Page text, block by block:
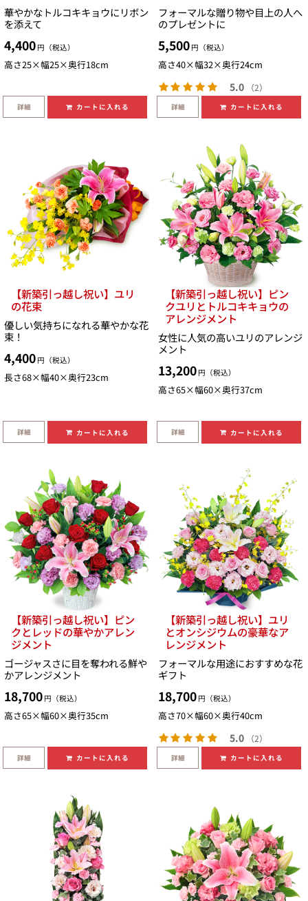
華やかなトルコキキョウにリボン
を添えて
4,400 円（税込）
高さ25×幅25×奥行18cm
詳細 カートに入れる
フォーマルな贈り物や目上の人へ
のプレゼントに
5,500 円（税込）
高さ40×幅32×奥行24cm
5.0 （2）
詳細 カートに入れる
【新築引っ越し祝い】ユリ
の花束
優しい気持ちになれる華やかな花
束！
4,400 円（税込）
長さ68×幅40×奥行23cm
詳細 カートに入れる
【新築引っ越し祝い】ピン
クユリとトルコキキョウの
アレンジメント
女性に人気の高いユリのアレンジ
メント
13,200 円（税込）
高さ65×幅60×奥行37cm
詳細 カートに入れる
【新築引っ越し祝い】ピン
クとレッドの華やかアレン
ジメント
ゴージャスさに目を奪われる鮮や
かアレンジメント
18,700 円（税込）
高さ65×幅60×奥行35cm
詳細 カートに入れる
【新築引っ越し祝い】ユリ
とオンシジウムの豪華なア
レンジメント
フォーマルな用途におすすめな花
ギフト
18,700 円（税込）
高さ70×幅60×奥行40cm
5.0 （2）
詳細 カートに入れる